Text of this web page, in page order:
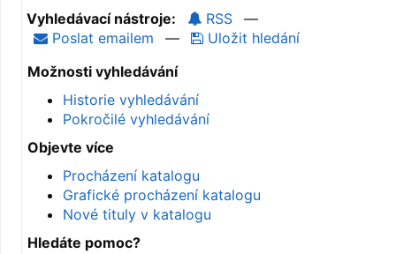
Vyhledávací nástroje: RSS
—
Poslat emailem
—
Uložit hledání
Možnosti vyhledávání
Historie vyhledávání
Pokročilé vyhledávání
Objevte více
Procházení katalogu
Grafické procházení katalogu
Nové tituly v katalogu
Hledáte pomoc?